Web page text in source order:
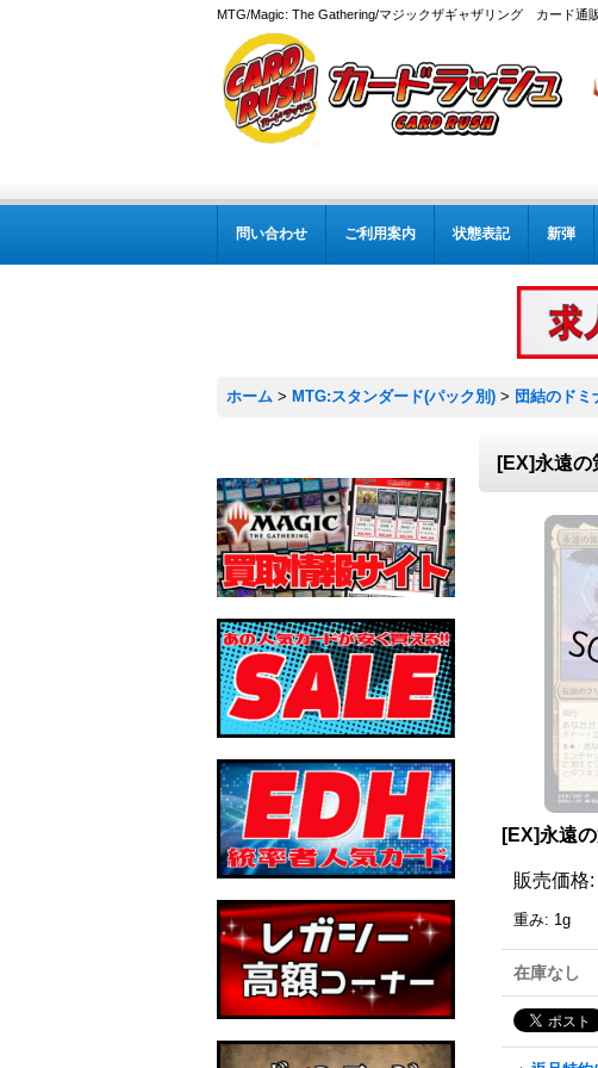
MTG/Magic: The Gathering/マジックザギャザリング カード通
問い合わせ ご利用案内 状態表記 新弾
ホーム > MTG:スタンダード(パック別) > 団結のドミ
[EX]永遠
[EX]永遠
販売価格:
重み: 1g
在庫なし